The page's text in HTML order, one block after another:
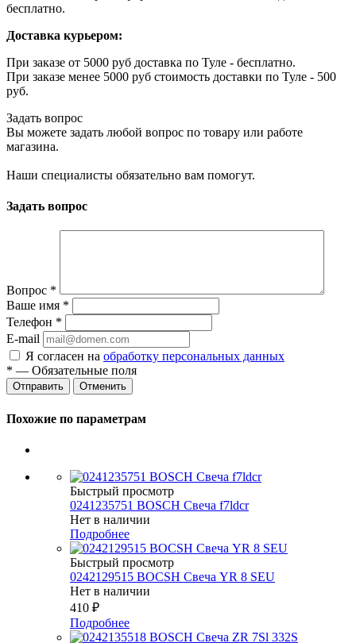
бесплатно.
Доставка курьером:
При заказе от 5000 руб доставка по Туле - бесплатно.
При заказе менее 5000 руб стоимость доставки по Туле - 500
руб.
Задать вопрос
Вы можете задать любой вопрос по товару или работе
магазина.
Наши специалисты обязательно вам помогут.
Задать вопрос
Вопрос *
Ваше имя *
Телефон *
E-mail
Я согласен на обработку персональных данных
* — Обязательные поля
Отменить
Похожие по параметрам
Быстрый просмотр
0241235751 BOSCH Свеча f7ldcr
Нет в наличии
Подробнее
Быстрый просмотр
0242129515 BOCSH Свеча YR 8 SEU
Нет в наличии
410 ₽
Подробнее